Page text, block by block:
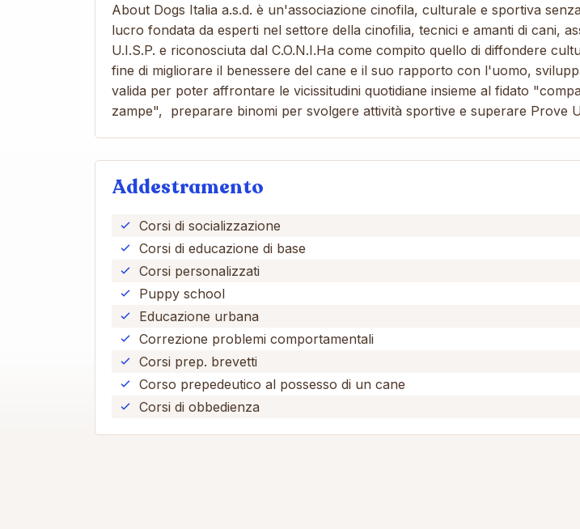
About Dogs Italia a.s.d. è un'associazione cinofila, culturale e sportiva
lucro fondata da esperti nel settore della cinofilia, tecnici e amanti di cani,
U.I.S.P. e riconosciuta dal C.O.N.I.Ha come compito quello di diffondere
fine di migliorare il benessere del cane e il suo rapporto con l'uomo,
valida per poter affrontare le vicissitudini quotidiane insieme al fidato
zampe", preparare binomi per svolgere attività sportive e superare Prove
Addestramento
Corsi di socializzazione
Corsi di educazione di base
Corsi personalizzati
Puppy school
Educazione urbana
Correzione problemi comportamentali
Corsi prep. brevetti
Corso prepedeutico al possesso di un cane
Corsi di obbedienza